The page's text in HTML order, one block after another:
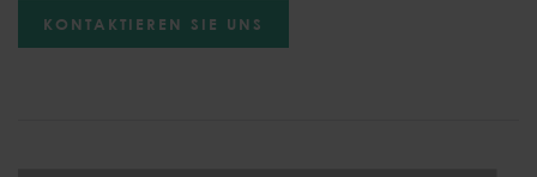
KONTAKTIEREN SIE UNS